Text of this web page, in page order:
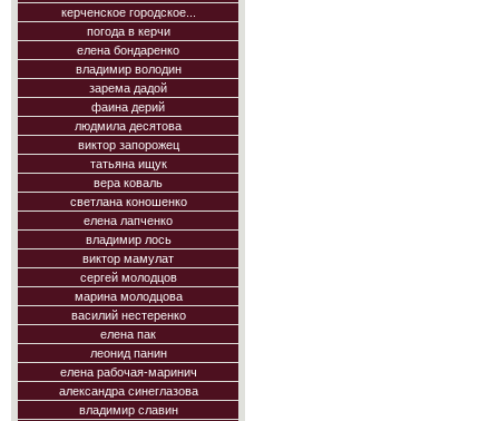
керченское городское...
погода в керчи
елена бондаренко
владимир володин
зарема дадой
фаина дерий
людмила десятова
виктор запорожец
татьяна ищук
вера коваль
светлана коношенко
елена лапченко
владимир лось
виктор мамулат
сергей молодцов
марина молодцова
василий нестеренко
елена пак
леонид панин
елена рабочая-маринич
александра синеглазова
владимир славин